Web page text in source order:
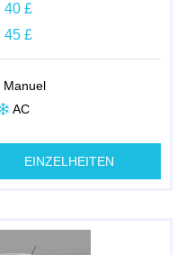
40 £
45 £
Manuel
AC
EINZELHEITEN